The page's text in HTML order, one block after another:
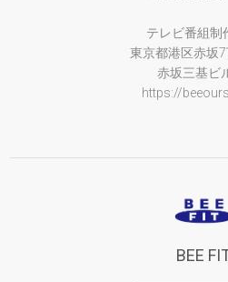
テレビ番組制
東京都港区赤坂
赤坂三基ビ
https://
BEE